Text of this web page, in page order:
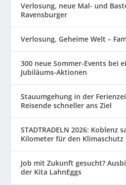
Verlosung, neue Mal- und
Ravensburger
Verlosung, Geheime Welt –
300 neue Sommer-Events bei
Jubiläums-Aktionen
Stauumgehung in der
Reisende schneller ans Ziel
STADTRADELN 2026: Koblenz
Kilometer für den Klimaschutz
Job mit Zukunft gesucht?
der Kita LahnEggs